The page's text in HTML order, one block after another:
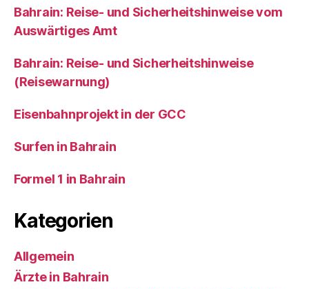
t
i
:
Bahrain: Reise- und Sicherheitshinweise vom
Auswärtiges Amt
Bahrain: Reise- und Sicherheitshinweise
(Reisewarnung)
Eisenbahnprojekt in der GCC
Surfen in Bahrain
Formel 1 in Bahrain
Kategorien
Allgemein
Ärzte in Bahrain